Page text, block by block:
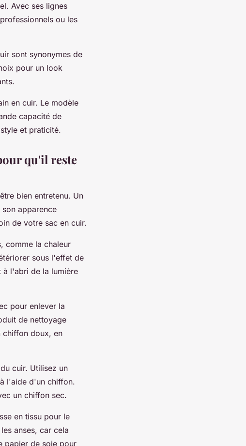
Avec ses lignes
ou les
sont synonymes de
pour un look
en cuir. Le modèle
capacité de
et praticité.
qu'il reste
bien entretenu. Un
apparence
de votre sac en cuir.
comme la chaleur
sous l'effet de
à l'abri de la lumière
pour enlever la
de nettoyage
chiffon doux, en
cuir. Utilisez un
l'aide d'un chiffon.
un chiffon sec.
en tissu pour le
anses, car cela
papier de soie pour